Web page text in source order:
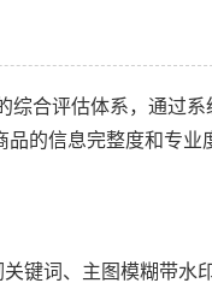
合评估体系，通过
品的信息完整度和专
键词、主图模糊带